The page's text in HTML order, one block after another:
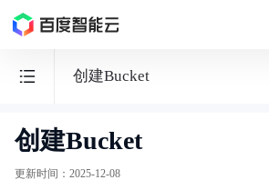
创建Bucket
BOS
对
创建Bucket
更新时间 ： 2025-12-08